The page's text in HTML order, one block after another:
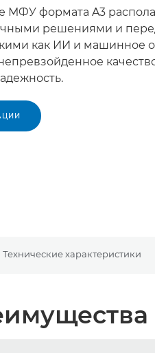
МФУ формата A3
решениями и
как ИИ и машинное
Технические характеристики